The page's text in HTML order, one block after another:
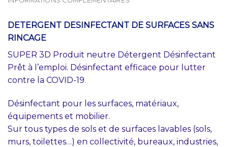
DETERGENT DESINFECTANT DE SURFACES SANS
RINCAGE
SUPER 3D Produit neutre Détergent Désinfectant
Prêt à l’emploi. Désinfectant efficace pour lutter
contre la COVID-19.
Désinfectant pour les surfaces, matériaux,
équipements et mobilier.
Sur tous types de sols et de surfaces lavables (sols,
murs, toilettes…) en collectivité, bureaux, industries,